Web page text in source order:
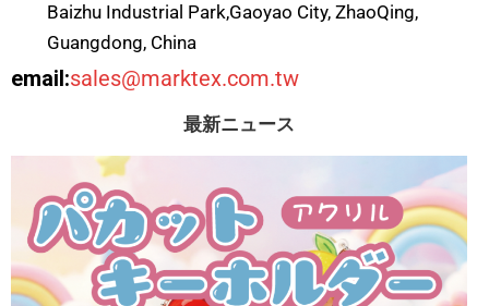
Baizhu Industrial Park,Gaoyao City, ZhaoQing,
Guangdong, China
email:sales@marktex.com.tw
最新ニュース